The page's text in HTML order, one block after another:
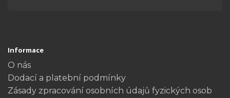
Informace
O nás
Dodací a platební podmínky
Zásady zpracování osobních údajů fyzických osob